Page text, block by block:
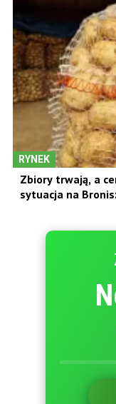
RYNEK
Zbiory trwają, a
sytuacja na